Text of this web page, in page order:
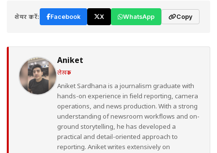
शेयर करें: Facebook X WhatsApp Copy
Aniket
लेखक
Aniket Sardhana is a journalism graduate with
hands-on experience in field reporting, camera
operations, and news production. With a strong
understanding of newsroom workflows and on-
ground storytelling, he has developed a
practical and detail-oriented approach to
reporting. Aniket writes extensively on